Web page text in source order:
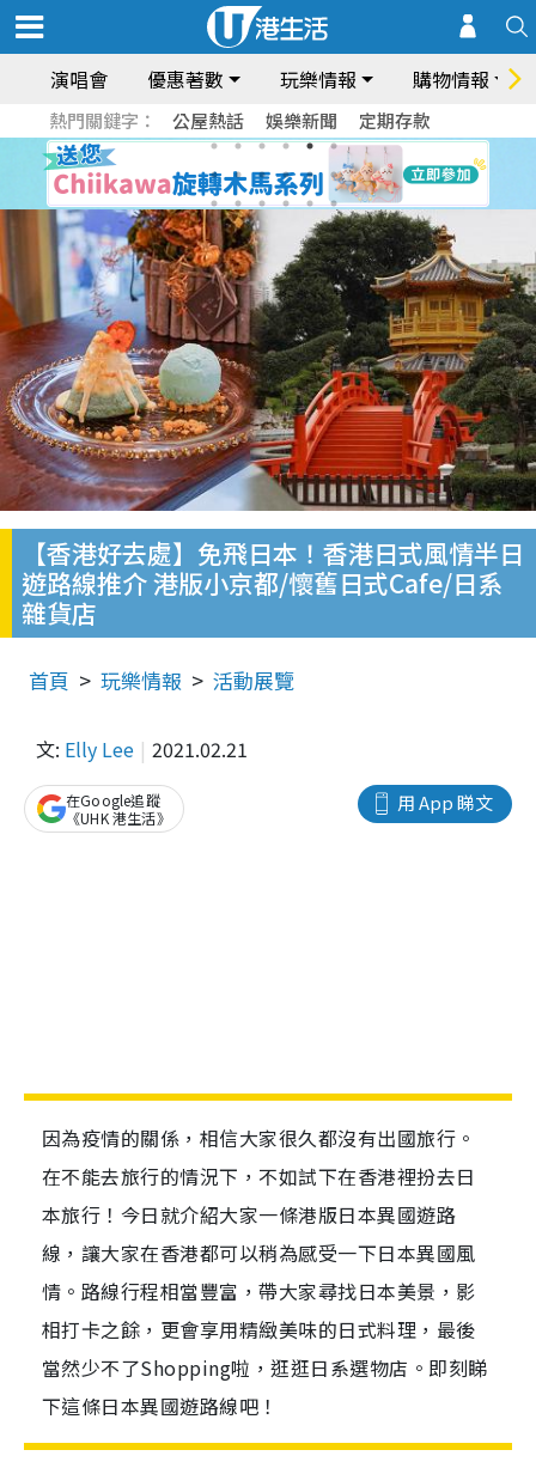
演唱會 優惠著數 玩樂情報 購物情報
熱門關鍵字： 公屋熱話 娛樂新聞 定期存款
【香港好去處】免飛日本！香港日式風情半日
遊路線推介 港版小京都/懷舊日式Cafe/日系
雜貨店
首頁 玩樂情報 活動展覽
文: Elly Lee 2021.02.21
用 App 睇文
在Google追蹤
《UHK 港生活》
因為疫情的關係，相信大家很久都沒有出國旅行。
在不能去旅行的情況下，不如試下在香港裡扮去日
本旅行！今日就介紹大家一條港版日本異國遊路
線，讓大家在香港都可以稍為感受一下日本異國風
情。路線行程相當豐富，帶大家尋找日本美景，影
相打卡之餘，更會享用精緻美味的日式料理，最後
當然少不了Shopping啦，逛逛日系選物店。即刻睇
下這條日本異國遊路線吧！